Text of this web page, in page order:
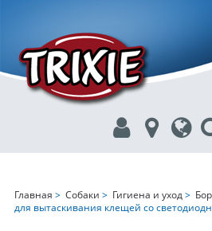
Главная > Собаки > Гигиена и уход>
для вытаскивания клещей со